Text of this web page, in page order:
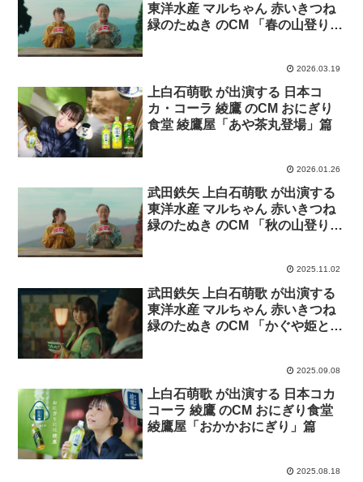
東洋水産 マルちゃん 赤いきつね
緑のたぬき のCM 「春の山登り」
2026.03.19
上白石萌歌 が出演する 日本コ
カ・コーラ 綾鷹 のCM おにぎり
食堂 綾鷹屋「あや茶丸登場」篇
2026.01.26
武田鉄矢 上白石萌歌 が出演する
東洋水産 マルちゃん 赤いきつね
緑のたぬき のCM 「秋の山登り」
2025.11.02
武田鉄矢 上白石萌歌 が出演する
東洋水産 マルちゃん 赤いきつね
緑のたぬき のCM 「かぐや姫と月
2025.09.08
上白石萌歌 が出演する 日本コカ
コーラ 綾鷹 のCM おにぎり食堂
綾鷹屋「おかかおにぎり」篇
2025.08.18